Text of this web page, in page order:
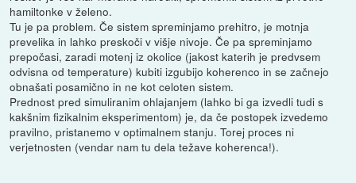
hamiltonke v želeno.
Tu je pa problem. Če sistem spreminjamo prehitro, je motnja
prevelika in lahko preskoči v višje nivoje. Če pa spreminjamo
prepočasi, zaradi motenj iz okolice (jakost katerih je predvsem
odvisna od temperature) kubiti izgubijo koherenco in se začnejo
obnašati posamično in ne kot celoten sistem.
Prednost pred simuliranim ohlajanjem (lahko bi ga izvedli tudi s
kakšnim fizikalnim eksperimentom) je, da če postopek izvedemo
pravilno, pristanemo v optimalnem stanju. Torej proces ni
verjetnosten (vendar nam tu dela težave koherenca!).